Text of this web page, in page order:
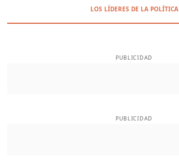
LOS LÍDERES DE LA POLÍTICA
PUBLICIDAD
PUBLICIDAD